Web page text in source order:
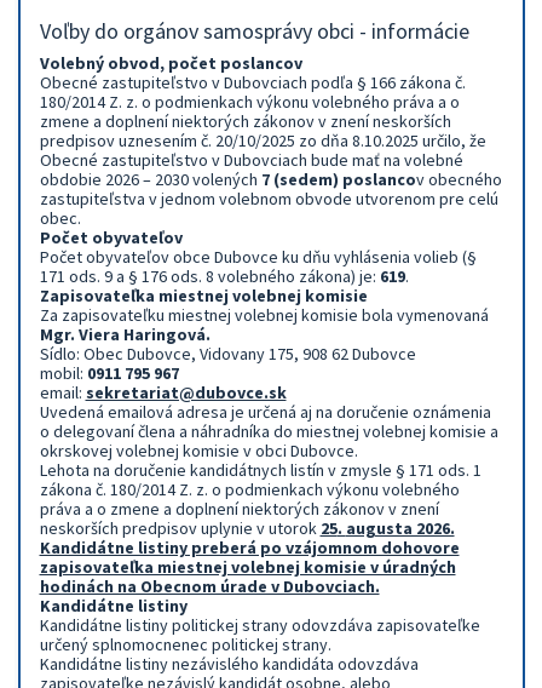
Voľby do orgánov samosprávy obci - informácie
Volebný obvod, počet poslancov
Obecné zastupiteľstvo v Dubovciach podľa § 166 zákona č.
180/2014 Z. z. o podmienkach výkonu volebného práva a o
zmene a doplnení niektorých zákonov v znení neskorších
predpisov uznesením č. 20/10/2025 zo dňa 8.10.2025 určilo, že
Obecné zastupiteľstvo v Dubovciach bude mať na volebné
obdobie 2026 – 2030 volených 7 (sedem) poslancov obecného
zastupiteľstva v jednom volebnom obvode utvorenom pre celú
obec.
Počet obyvateľov
Počet obyvateľov obce Dubovce ku dňu vyhlásenia volieb (§
171 ods. 9 a § 176 ods. 8 volebného zákona) je: 619.
Zapisovateľka miestnej volebnej komisie
Za zapisovateľku miestnej volebnej komisie bola vymenovaná
Mgr. Viera Haringová.
Sídlo: Obec Dubovce, Vidovany 175, 908 62 Dubovce
mobil: 0911 795 967
email: sekretariat@dubovce.sk
Uvedená emailová adresa je určená aj na doručenie oznámenia
o delegovaní člena a náhradníka do miestnej volebnej komisie a
okrskovej volebnej komisie v obci Dubovce.
Lehota na doručenie kandidátnych listín v zmysle § 171 ods. 1
zákona č. 180/2014 Z. z. o podmienkach výkonu volebného
práva a o zmene a doplnení niektorých zákonov v znení
neskorších predpisov uplynie v utorok 25. augusta 2026.
Kandidátne listiny preberá po vzájomnom dohovore
zapisovateľka miestnej volebnej komisie v úradných
hodinách na Obecnom úrade v Dubovciach.
Kandidátne listiny
Kandidátne listiny politickej strany odovzdáva zapisovateľke
určený splnomocnenec politickej strany.
Kandidátne listiny nezávislého kandidáta odovzdáva
zapisovateľke nezávislý kandidát osobne, alebo